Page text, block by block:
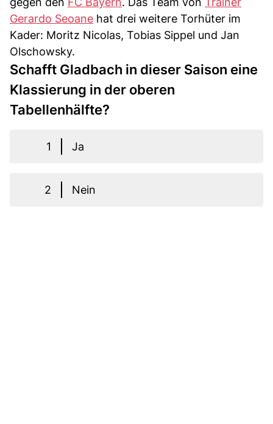
Gerardo Seoane hat drei weitere Torhüter im
Kader: Moritz Nicolas, Tobias Sippel und Jan
Olschowsky.
Schafft Gladbach in dieser Saison eine
Klassierung in der oberen
Tabellenhälfte?
1 Ja
2 Nein